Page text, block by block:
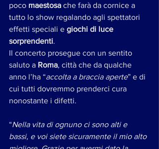
poco maestosa che farà da cornice a
tutto lo show regalando agli spettatori
effetti speciali e giochi di luce
sorprendenti.
Il concerto prosegue con un sentito
saluto a Roma, città che da qualche
anno l’ha “accolta a braccia aperte” e di
cui tutti dovremmo prenderci cura
nonostante i difetti.
“Nella vita di ognuno ci sono alti e
bassi, e voi siete sicuramente il mio alto